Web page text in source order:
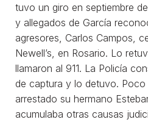
tuvo un giro en septiembre
y allegados de García
agresores, Carlos Campos,
Newell’s, en Rosario. Lo
llamaron al 911. La Policía
de captura y lo detuvo.
arrestado su hermano
acumulaba otras causas